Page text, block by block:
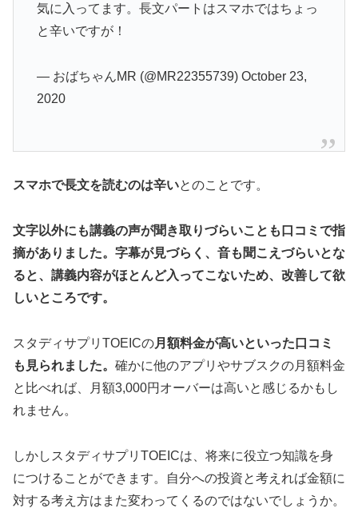
気に入ってます。長文パートはスマホではちょっ
と辛いですが！
— おばちゃんMR (@MR22355739) October 23,
2020
スマホで長文を読むのは辛いとのことです。
文字以外にも講義の声が聞き取りづらいことも口コミで指
摘がありました。字幕が見づらく、音も聞こえづらいとな
ると、講義内容がほとんど入ってこないため、改善して欲
しいところです。
スタディサプリTOEICの月額料金が高いといった口コミ
も見られました。 確かに他のアプリやサブスクの月額料金
と比べれば、月額3,000円オーバーは高いと感じるかもし
れません。
しかしスタディサプリTOEICは、将来に役立つ知識を身
につけることができます。自分への投資と考えれば金額に
対する考え方はまた変わってくるのではないでしょうか。